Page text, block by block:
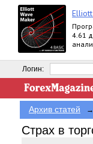
4.61
Логин:
Архив статей →
Страх в